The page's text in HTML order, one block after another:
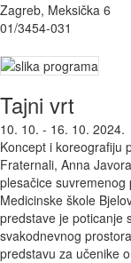
Zagreb, Meksička 6
01/3454-031
Tajni vrt
10. 10. - 16. 10. 2024.
Koncept i koreografiju
Fraternali, Anna
plesačice
Medicinske škole
predstave je poticanje
svakodnevnog
predstavu za učenike